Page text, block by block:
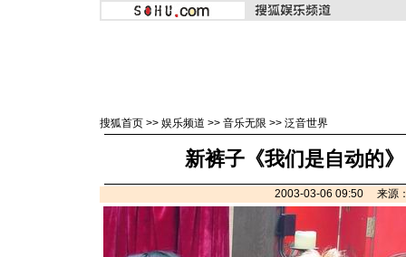
搜狐首页 >> 娱乐频道 >> 音乐无限 >> 泛音世界
新裤子《我们是自动的
2003-03-06 09:50 来源